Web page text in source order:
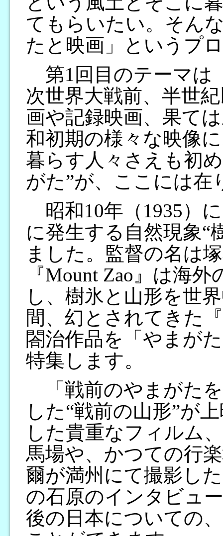
てもらいたい。そん
たと映画」というプ
第1回目のテーマは
次世界大戦前、半世
画や記録映画、果て
和初期の様々な映像
暮らす人々さえも初
がた”が、ここには在
昭和10年（1935）
に発生する自然現象“
ました。監督の名は
『Mount Zao』は海
し、樹氷と山形を世
間、幻とされてきた
閤治作品を「やまが
特集します。
「戦前のやまがた
した“戦前の山形”が
した貴重なフィルム
馬場や、かつての行
爾が満州にて撮影し
の石原のインタビュ
後の日本についての